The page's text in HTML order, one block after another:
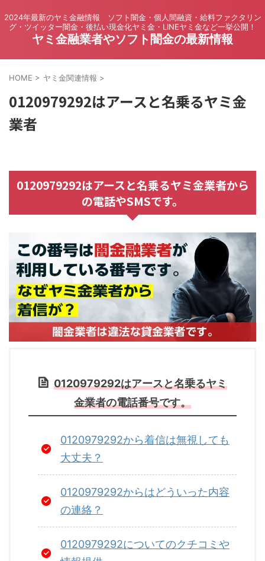
2024年最新のヤミ金融情報 ソフト闇金・個人間融資・給料ファクタリン
グ・ツイッター闇金・後払い現金化ヤミ金・LINEヤミ金など一挙公開！
ヤミ金融業者やソフト闇金の最新情報
HOME > ヤミ金関連情報 >
0120979292はアースと名乗るヤミ金
業者
0120979292はアースと名乗るヤミ金業者から
の電話やSMSです。
0120979292はアースと名乗るヤミ
金業者の電話番号です。
0120979292から着信は無視しても
大丈夫？
0120979292からはどういった内容
の連絡？
0120979292についてのクチコミや